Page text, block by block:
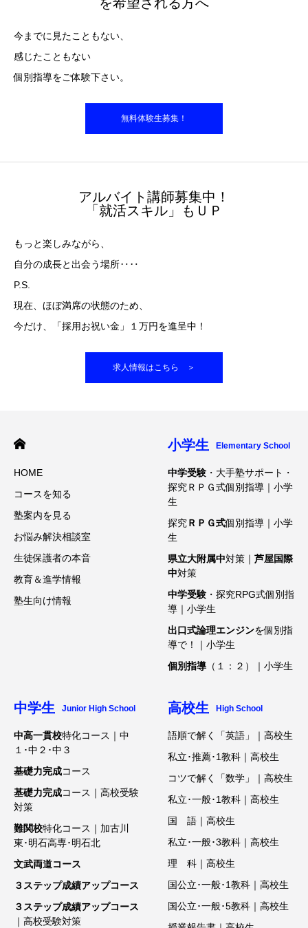
今までに見たこともない、
感じたこともない
個別指導をご体験下さい。
無料体験生募集！
アルバイト講師募集中！
「就活スキル」もＵＰ
もっと楽しみながら、
自分の成長と出会う場所‥‥
P.S.
現在、ほぼ満席の状態のため、
今だけ、「採用お祝い金」１万円を進呈中！
求人情報はこちら ＞
HOME
コースを知る
塾案内を見る
お悩み解決相談室
生徒保護者の本音
教育＆進学情報
塾生向け情報
小学生 Elementary School
中学受験 ・大手塾サポート・
探究ＲＰＧ式個別指導｜小学
生
探究ＲＰＧ式個別指導｜小学
生
県立大附属中対策｜ 芦屋国際
中対策
中学受験 ・探究RPG式個別指
導｜小学生
出口式論理エンジンを個別指
導で！｜小学生
個別指導 （１：２）｜小学生
中学生 Junior High School
中高一貫校特化コース｜中
１･中２･中３
基礎力完成コース
基礎力完成コース｜高校受験
対策
難関校特化コース｜加古川
東･明石高専･明石北
文武両道コース
３ステップ成績アップコース
３ステップ成績アップコース
｜高校受験対策
高校生 High School
語順で解く「英語」｜高校生
私立･推薦･1教科｜高校生
コツで解く「数学」｜高校生
私立･一般･1教科｜高校生
国 語｜高校生
私立･一般･3教科｜高校生
理 科｜高校生
国公立･一般･1教科｜高校生
国公立･一般･5教科｜高校生